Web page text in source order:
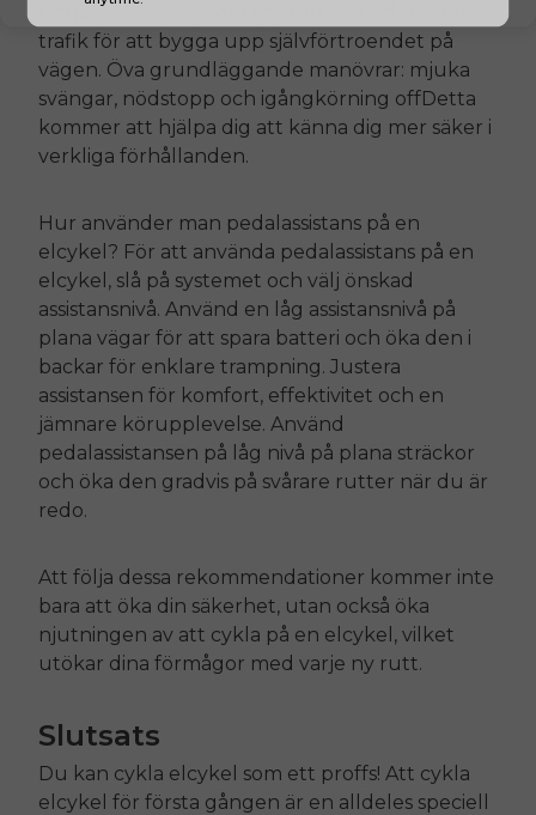
Börja med korta, bekanta rutter med minimal
trafik för att bygga upp självförtroendet på
vägen. Öva grundläggande manövrar: mjuka
svängar, nödstopp och igångkörning offDetta
kommer att hjälpa dig att känna dig mer säker i
verkliga förhållanden.
Hur använder man pedalassistans på en
elcykel? För att använda pedalassistans på en
elcykel, slå på systemet och välj önskad
assistansnivå. Använd en låg assistansnivå på
plana vägar för att spara batteri och öka den i
backar för enklare trampning. Justera
assistansen för komfort, effektivitet och en
jämnare körupplevelse. Använd
pedalassistansen på låg nivå på plana sträckor
och öka den gradvis på svårare rutter när du är
redo.
Att följa dessa rekommendationer kommer inte
bara att öka din säkerhet, utan också öka
njutningen av att cykla på en elcykel, vilket
utökar dina förmågor med varje ny rutt.
Slutsats
Du kan cykla elcykel som ett proffs! Att cykla
elcykel för första gången är en alldeles speciell